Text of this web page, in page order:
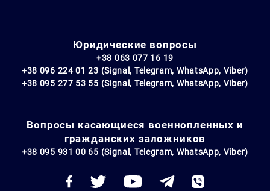
Юридические вопросы
+38 063 077 16 19
+38 096 224 01 23 (Signal, Telegram, WhatsApp, Viber)
+38 095 277 53 55 (Signal, Telegram, WhatsApp, Viber)
Вопросы касающиеся военнопленных и
гражданских заложников
+38 095 931 00 65 (Signal, Telegram, WhatsApp, Viber)